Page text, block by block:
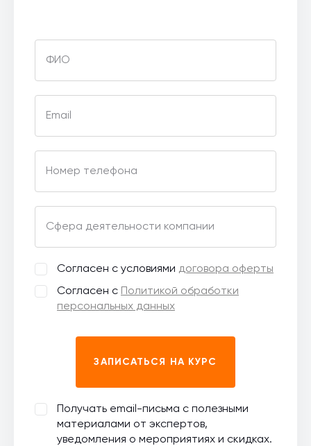
ФИО
Email
Номер телефона
Сфера деятельности компании
Согласен с условиями договора оферты
Согласен с
Политикой обработки
персональных данных
ЗАПИСАТЬСЯ НА КУРС
Получать email-письма с полезными
материалами от экспертов,
уведомления о мероприятиях и скидках.